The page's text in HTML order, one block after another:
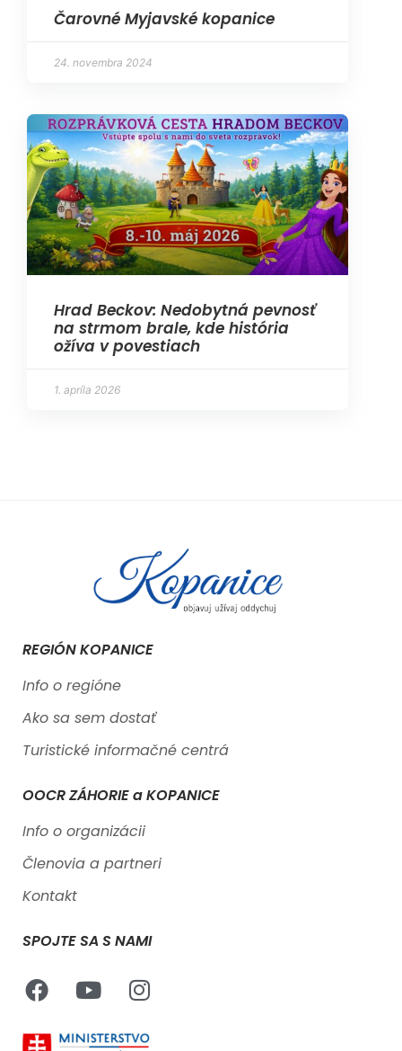
Čarovné Myjavské kopanice
24. novembra 2024
Hrad Beckov: Nedobytná pevnosť
na strmom brale, kde história
ožíva v povestiach
1. apríla 2026
REGIÓN KOPANICE
Info o regióne
Ako sa sem dostať
Turistické informačné centrá
OOCR ZÁHORIE a KOPANICE
Info o organizácii
Členovia a partneri
Kontakt
SPOJTE SA S NAMI